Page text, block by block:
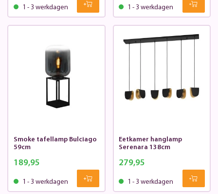
1 - 3 werkdagen 1 - 3 werkdagen
Smoke tafellamp Bulciago
59cm
189,95
1 - 3 werkdagen
Eetkamer hanglamp
Serenara 138cm
279,95
1 - 3 werkdagen